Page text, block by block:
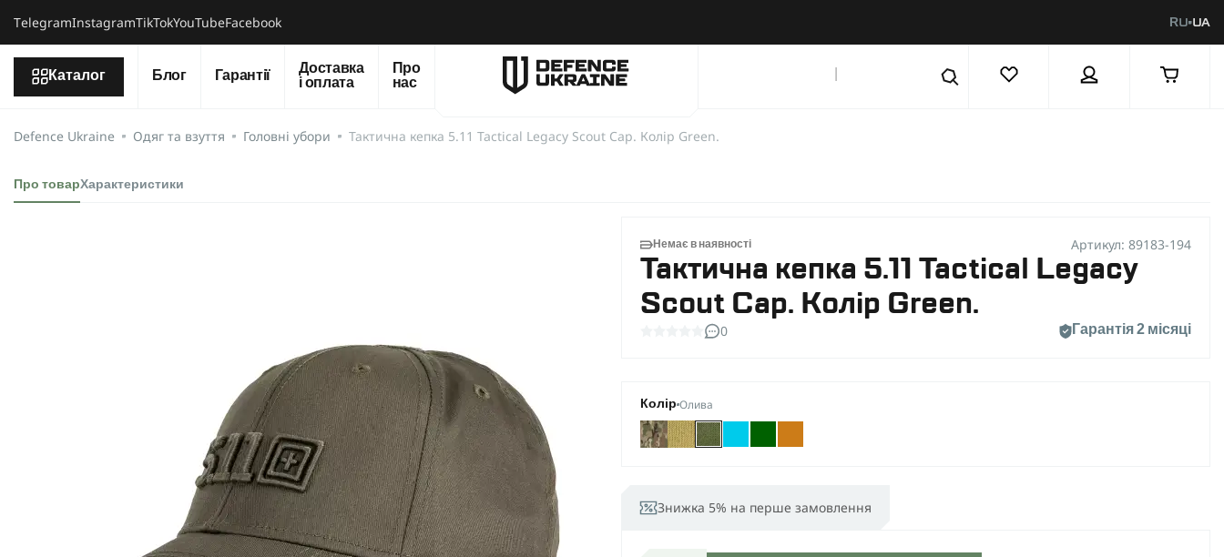
ТelegramInstagramTikTokYouTubeFacebook RU UA
Каталог Блог Гарантії
Доставка
і оплата
Про
нас
Defence Ukraine Одяг та взуття Головні убори Тактична кепка 5.11 Tactical Legacy Scout Cap. Колір Green.
Про товарХарактеристики
Немає в наявності Артикул: 89183-194
Тактична кепка 5.11 Tactical Legacy
Scout Cap. Колір Green.
0 Гарантія 2 місяці
Колір Олива
Знижка 5% на перше замовлення